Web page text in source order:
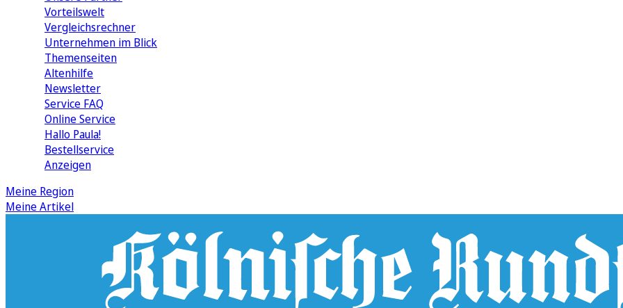
Vorteilswelt
Vergleichsrechner
Unternehmen im Blick
Themenseiten
Altenhilfe
Newsletter
Service FAQ
Online Service
Hallo Paula!
Bestellservice
Anzeigen
Meine Region
Meine Artikel